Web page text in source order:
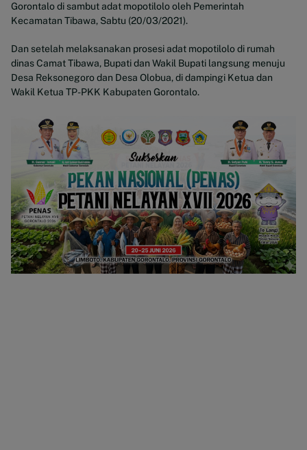
Gorontalo di sambut adat mopotilolo oleh Pemerintah
Kecamatan Tibawa, Sabtu (20/03/2021).
Dan setelah melaksanakan prosesi adat mopotilolo di rumah
dinas Camat Tibawa, Bupati dan Wakil Bupati langsung menuju
Desa Reksonegoro dan Desa Olobua, di dampingi Ketua dan
Wakil Ketua TP-PKK Kabupaten Gorontalo.